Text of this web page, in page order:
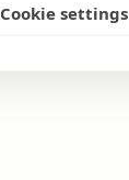
Cookie settings